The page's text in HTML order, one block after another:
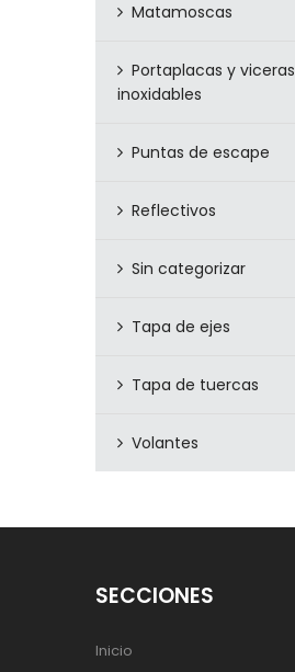
Matamoscas
Portaplacas y viceras
inoxidables
Puntas de escape
Reflectivos
Sin categorizar
Tapa de ejes
Tapa de tuercas
Volantes
SECCIONES
Inicio